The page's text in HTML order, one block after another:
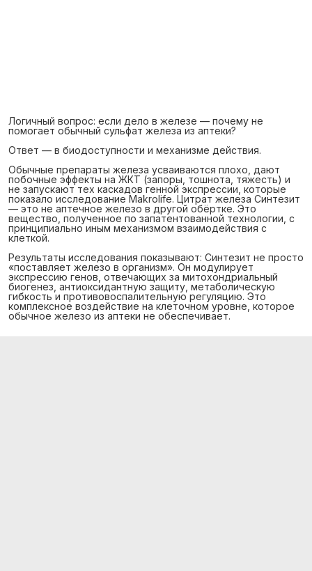
Логичный вопрос: если дело в железе — почему не
помогает обычный сульфат железа из аптеки?
Ответ — в биодоступности и механизме действия.
Обычные препараты железа усваиваются плохо, дают
побочные эффекты на ЖКТ (запоры, тошнота, тяжесть) и
не запускают тех каскадов генной экспрессии, которые
показало исследование Makrolife. Цитрат железа Синтезит
— это не аптечное железо в другой обёртке. Это
вещество, полученное по запатентованной технологии, с
принципиально иным механизмом взаимодействия с
клеткой.
Результаты исследования показывают: Синтезит не просто
«поставляет железо в организм». Он модулирует
экспрессию генов, отвечающих за митохондриальный
биогенез, антиоксидантную защиту, метаболическую
гибкость и противовоспалительную регуляцию. Это
комплексное воздействие на клеточном уровне, которое
обычное железо из аптеки не обеспечивает.